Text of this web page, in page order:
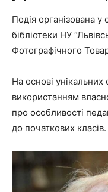
Подія організована у
бібліотеки НУ
Фотографічного
На основі унікальних
використанням
про особливості
до початкових класів.